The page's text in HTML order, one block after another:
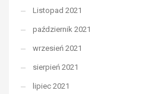
Listopad 2021
październik 2021
wrzesień 2021
sierpień 2021
lipiec 2021